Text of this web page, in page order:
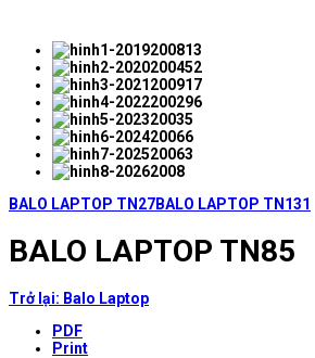
BALO LAPTOP TN27BALO LAPTOP TN131
BALO LAPTOP TN85
Trở lại: Balo Laptop
PDF
Print